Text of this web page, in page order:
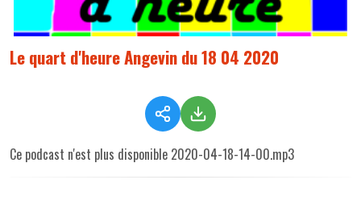
Le quart d'heure Angevin du 18 04 2020
Ce podcast n'est plus disponible 2020-04-18-14-00.mp3